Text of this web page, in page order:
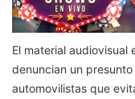
El material audiovisual
denuncian un
automovilistas que